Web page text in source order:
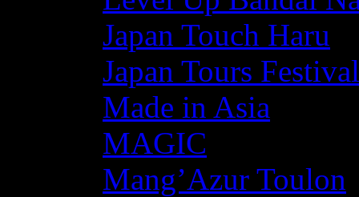
Japan Touch Haru
Japan Tours Festival
Made in Asia
MAGIC
Mang’Azur Toulon